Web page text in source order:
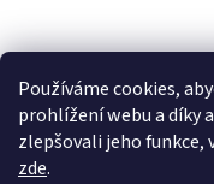
Používáme cookies,
prohlížení webu a díky
zlepšovali jeho funkce,
zde.